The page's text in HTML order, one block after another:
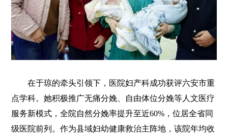
在于琼的牵头引领下，医院妇产科成功获评六安市重
点学科。她积极推广无痛分娩、自由体位分娩等人文医疗
服务新模式，全院自然分娩率提升至近60%，位居全省同
级医院前列。作为县域妇幼健康救治主阵地，该院年均收